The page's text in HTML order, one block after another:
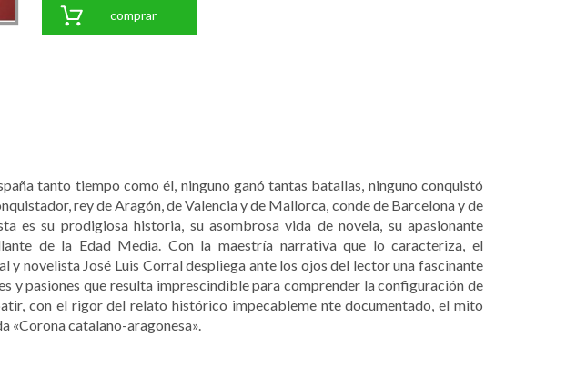
comprar
tanto tiempo como él, ninguno ganó tantas batallas, ninguno conquistó
rey de Aragón, de Valencia y de Mallorca, conde de Barcelona y de
es su prodigiosa historia, su asombrosa vida de novela, su apasionante
de la Edad Media. Con la maestría narrativa que lo caracteriza, el
novelista José Luis Corral despliega ante los ojos del lector una fascinante
y pasiones que resulta imprescindible para comprender la configuración de
con el rigor del relato histórico impecableme nte documentado, el mito
«Corona catalano-aragonesa».